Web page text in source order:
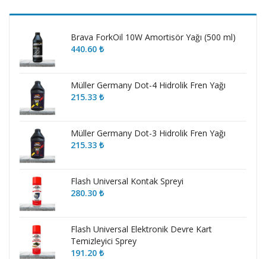
Brava ForkOil 10W Amortisör Yağı (500 ml)
440.60₺
Müller Germany Dot-4 Hidrolik Fren Yağı
215.33₺
Müller Germany Dot-3 Hidrolik Fren Yağı
215.33₺
Flash Universal Kontak Spreyi
280.30₺
Flash Universal Elektronik Devre Kart
Temizleyici Sprey
191.20₺